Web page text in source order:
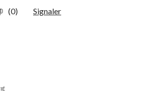
(0) Signaler